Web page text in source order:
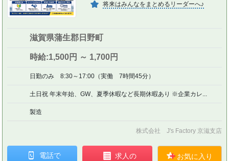
将来はみんなをまとめるリーダーへ♪
滋賀県蒲生郡日野町
時給:1,500円 ～ 1,700円
日勤のみ 8:30～17:00（実働 7時間45分）
土日祝 年末年始、GW、夏季休暇など長期休暇あり ※企業カレ...
製造
株式会社 J's Factory 京滋支店
電話で
求人の
お気に入り